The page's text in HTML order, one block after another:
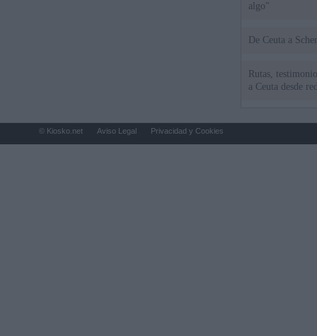
algo"
De
Rutas,
a Ceuta desde
© Kiosko.net Aviso Legal Privacidad y Cookies